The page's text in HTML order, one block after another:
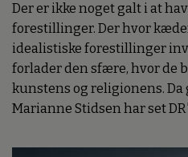
Der er ikke noget galt i at
forestillinger. Der hvor
idealistiske forestillinger
forlader den sfære, hvor de
kunstens og religionens.
Marianne Stidsen har set